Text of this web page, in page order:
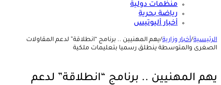
منظمات دولية
رياضة بحرية
أخبار أليوتيس
الرئيسية/أخبار وزارية/يهم المهنيين .. برنامج “انطلاقة” لدعم المقاولات
الصغرى والمتوسطة ينطلق رسميا بتعليمات ملكية
يهم المهنيين .. برنامج “انطلاقة” لدعم